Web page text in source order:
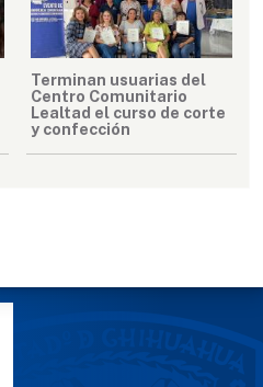
Terminan usuarias del
Centro Comunitario
Lealtad el curso de corte
y confección